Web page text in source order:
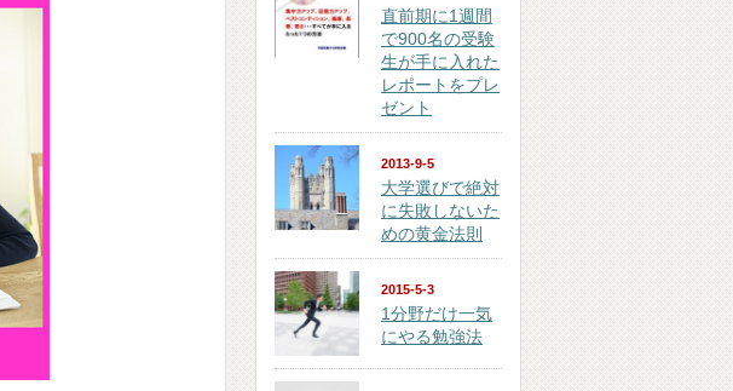
直前期に1週間
で900名の受験
生が手に入れた
レポートをプレ
ゼント
2013-9-5
大学選びで絶対
に失敗しないた
めの黄金法則
2015-5-3
1分野だけ一気
にやる勉強法